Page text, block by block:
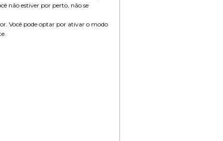
não estiver por perto, não se
Você pode optar por ativar o modo